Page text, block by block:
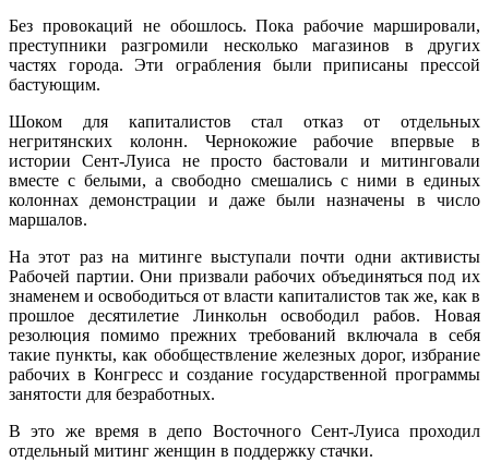
Без провокаций не обошлось. Пока рабочие маршировали,
преступники разгромили несколько магазинов в других
частях города. Эти ограбления были приписаны прессой
бастующим.
Шоком для капиталистов стал отказ от отдельных
негритянских колонн. Чернокожие рабочие впервые в
истории Сент-Луиса не просто бастовали и митинговали
вместе с белыми, а свободно смешались с ними в единых
колоннах демонстрации и даже были назначены в число
маршалов.
На этот раз на митинге выступали почти одни активисты
Рабочей партии. Они призвали рабочих объединяться под их
знаменем и освободиться от власти капиталистов так же, как в
прошлое десятилетие Линкольн освободил рабов. Новая
резолюция помимо прежних требований включала в себя
такие пункты, как обобществление железных дорог, избрание
рабочих в Конгресс и создание государственной программы
занятости для безработных.
В это же время в депо Восточного Сент-Луиса проходил
отдельный митинг женщин в поддержку стачки.